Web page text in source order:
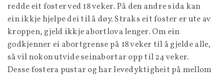
redde eit foster ved 18 veker. På den andre sida kan
ein ikkje hjelpe dei til å døy. Straks eit foster er ute av
kroppen, gjeld ikkje abortlova lenger. Om ein
godkjenner ei abortgrense på 18 veker til å gjelde alle,
så vil nokon utvide seinabortar opp til 24 veker.
Desse fostera pustar og har levedyktigheit på mellom